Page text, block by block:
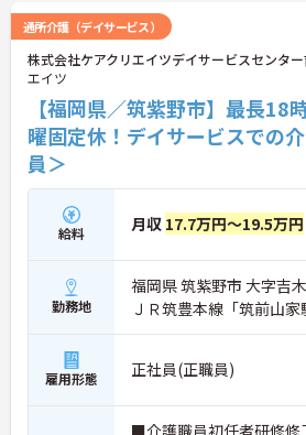
通所介護（デイサービス）
株式会社ケアクリエイツデイサービスセンタ
エイツ
【福岡県／筑紫野市】最長
曜固定休！デイサービスでの
員＞
給料 月収 17.7万円～19.5万円
勤務地
福岡県 筑紫野市 大字吉
ＪＲ筑豊本線「筑前山
雇用形態 正社員(正職員)
■介護職員初任者研修修